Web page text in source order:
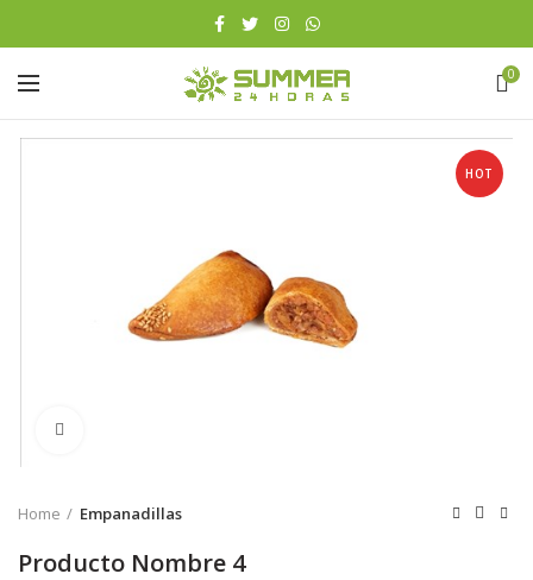
0
HOT
Home Empanadillas
Producto Nombre 4